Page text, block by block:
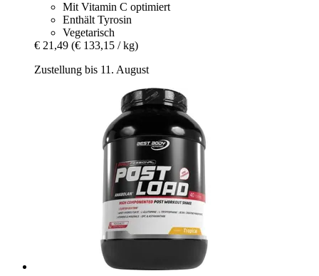
Mit Vitamin C optimiert
Enthält Tyrosin
Vegetarisch
€ 21,49 (€ 133,15 / kg)
Zustellung bis 11. August